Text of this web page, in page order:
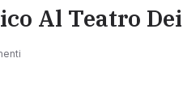
Al Teatro